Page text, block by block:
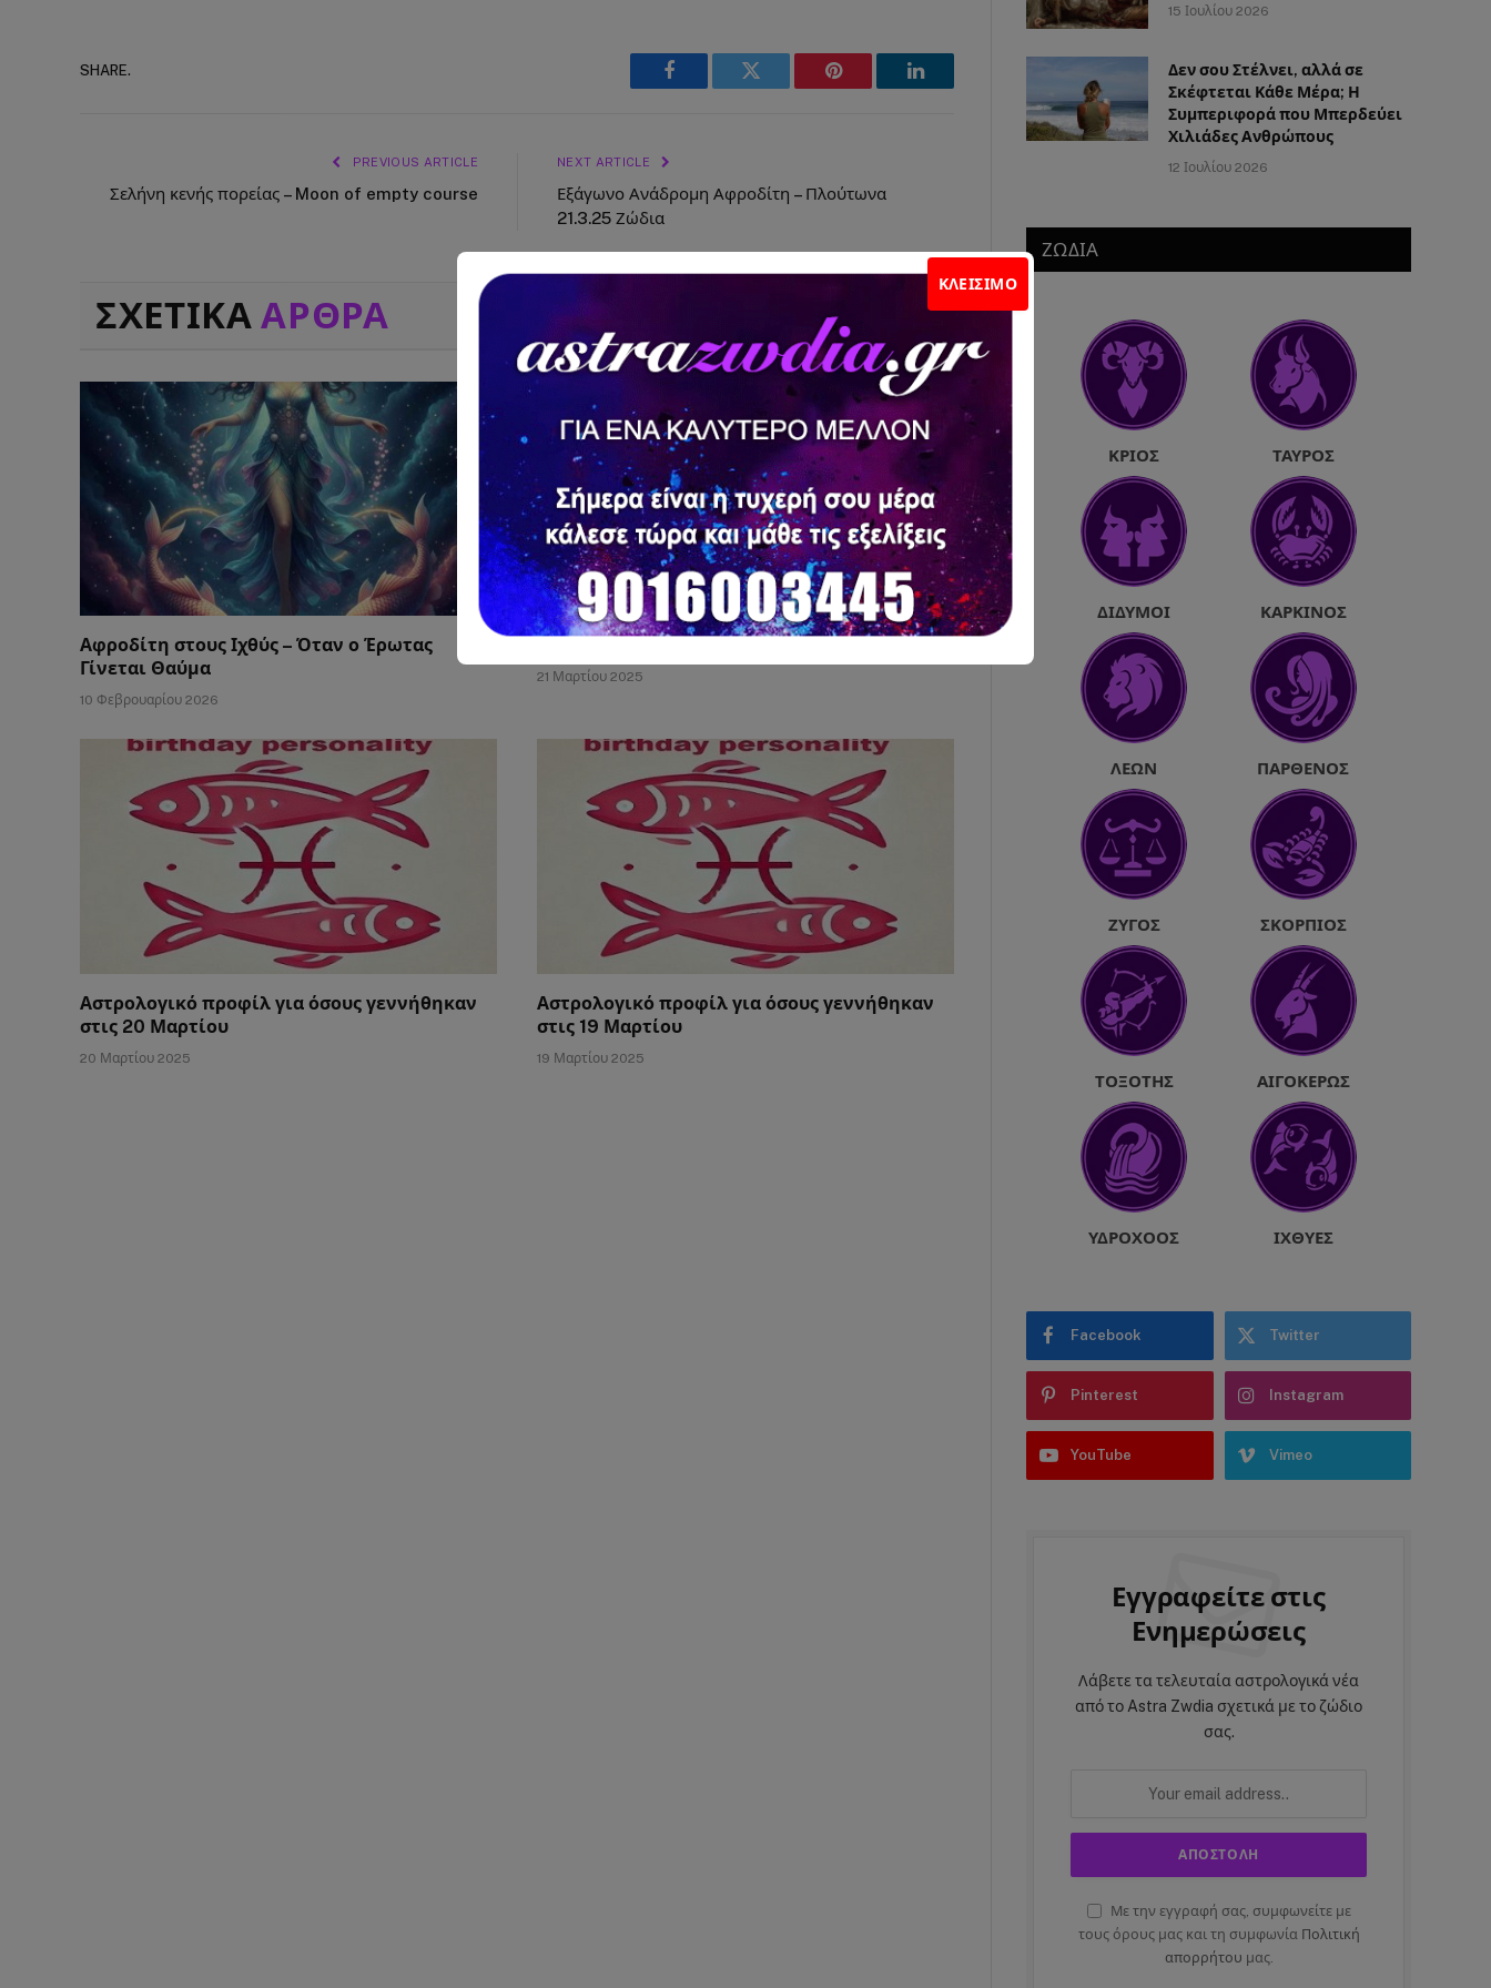
ΚΛΕΊΣΙΜΟ
SHARE.
Facebook Twitter Pinterest LinkedIn
PREVIOUS ARTICLE
Σελήνη κενής πορείας – Moon of empty course
NEXT ARTICLE
Εξάγωνο Ανάδρομη Αφροδίτη – Πλούτωνα
21.3.25 Ζώδια
ΣΧΕΤΙΚΑ ΑΡΘΡΑ
Αφροδίτη στους Ιχθύς – Όταν ο Έρωτας
Γίνεται Θαύμα
10 Φεβρουαρίου 2026
21 Μαρτίου 2025
Αστρολογικό προφίλ για όσους γεννήθηκαν
στις 20 Μαρτίου
20 Μαρτίου 2025
Αστρολογικό προφίλ για όσους γεννήθηκαν
στις 19 Μαρτίου
19 Μαρτίου 2025
15 Ιουλίου 2026
Δεν σου Στέλνει, αλλά σε
Σκέφτεται Κάθε Μέρα; Η
Συμπεριφορά που Μπερδεύει
Χιλιάδες Ανθρώπους
12 Ιουλίου 2026
ΖΩΔΙΑ
ΚΡΙΌΣ ΤΑΎΡΟΣ
ΔΊΔΥΜΟΙ ΚΑΡΚΊΝΟΣ
ΛΈΩΝ ΠΑΡΘΈΝΟΣ
ΖΥΓΌΣ ΣΚΟΡΠΙΌΣ
ΤΟΞΌΤΗΣ ΑΙΓΌΚΕΡΩΣ
ΥΔΡΟΧΌΟΣ ΙΧΘΎΕΣ
Facebook Twitter
Pinterest Instagram
YouTube Vimeo
Εγγραφείτε στις
Ενημερώσεις
Λάβετε τα τελευταία αστρολογικά νέα
από το Astra Zwdia σχετικά με το ζώδιο
σας.
Με την εγγραφή σας, συμφωνείτε με
τους όρους μας και τη συμφωνία Πολιτική
απορρήτου μας.